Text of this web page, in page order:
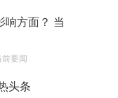
响方面？ 当
要闻
头条